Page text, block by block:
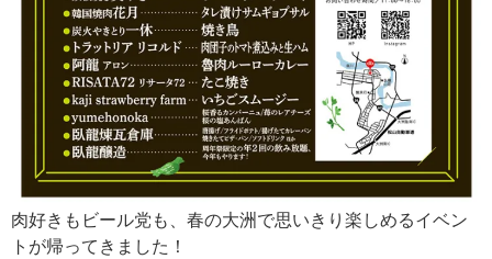
肉好きもビール党も、春の大洲で思いきり楽しめるイベン
トが帰ってきました！